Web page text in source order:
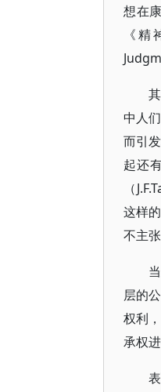
想在
《
中人
而引
起还
（
这样
不主
层的
权利
承权